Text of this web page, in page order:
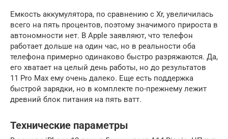
Емкость аккумулятора, по сравнению с Xr, увеличилась
всего на пять процентов, поэтому значимого прироста в
автономности нет. В Apple заявляют, что телефон
работает дольше на один час, но в реальности оба
телефона примерно одинаково быстро разряжаются. Да,
его хватает на целый день работы, но до результатов
11 Pro Max ему очень далеко. Еще есть поддержка
быстрой зарядки, но в комплекте по-прежнему лежит
древний блок питания на пять ватт.
Технические параметры